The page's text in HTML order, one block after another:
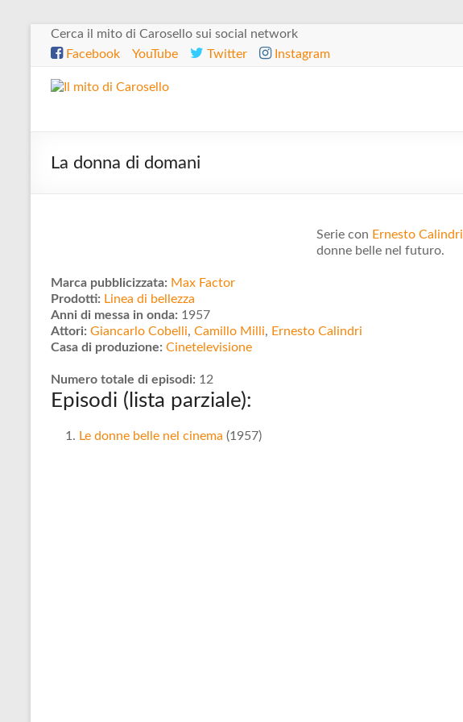
SaltaCerca il mito di Carosello sui social network
Facebook
YouTube Twitter Instagram
Il
di
La donna di domani
Serie con Ernesto Calindri
donne belle nel futuro.
Marca pubblicizzata: Max Factor
Prodotti: Linea di bellezza
Anni di messa in onda: 1957
Attori: Giancarlo Cobelli, Camillo Milli, Ernesto Calindri
Casa di produzione: Cinetelevisione
Numero totale di episodi: 12
Episodi (lista parziale):
Le donne belle nel cinema (1957)